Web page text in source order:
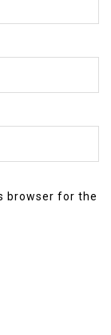
browser for the